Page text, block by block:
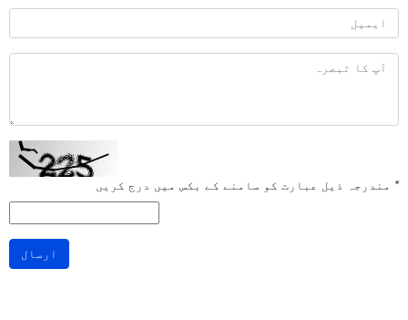
* مندرجہ ذیل عبارت کو سامنے کے بکس میں درج کریں
ارسال